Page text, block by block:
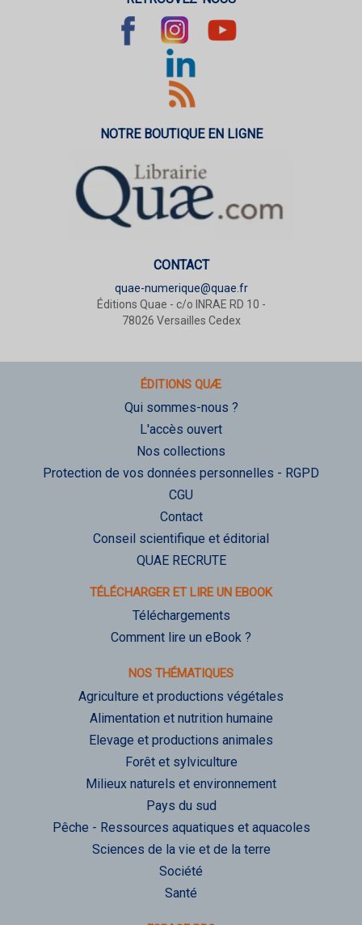
NOTRE BOUTIQUE EN LIGNE
CONTACT
quae-numerique@quae.fr
Éditions Quae - c/o INRAE RD 10 -
78026 Versailles Cedex
ÉDITIONS QUÆ
Qui sommes-nous ?
L'accès ouvert
Nos collections
Protection de vos données personnelles - RGPD
CGU
Contact
Conseil scientifique et éditorial
QUAE RECRUTE
TÉLÉCHARGER ET LIRE UN EBOOK
Téléchargements
Comment lire un eBook ?
NOS THÉMATIQUES
Agriculture et productions végétales
Alimentation et nutrition humaine
Elevage et productions animales
Forêt et sylviculture
Milieux naturels et environnement
Pays du sud
Pêche - Ressources aquatiques et aquacoles
Sciences de la vie et de la terre
Société
Santé